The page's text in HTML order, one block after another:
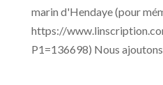
marin d'Hendaye (pour
https://
P1=136698) Nous ajoutons